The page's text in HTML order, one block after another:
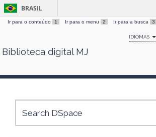
Skip
BRASIL
Ir para o conteúdo 1 Ir para o menu 2 Ir para a busca 3
IDIOMAS
Biblioteca digital MJ